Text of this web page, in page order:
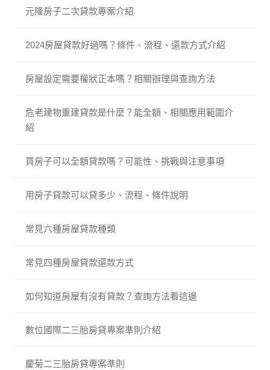
元隆房子二次貸款專案介紹
2024房屋貸款好過嗎？條件、流程、還款方式介紹
房屋設定需要權狀正本嗎？相關辦理與查詢方法
危老建物重建貸款是什麼？能全額、相關應用範圍介
紹
買房子可以全額貸款嗎？可能性、挑戰與注意事項
用房子貸款可以貸多少、流程、條件說明
常見六種房屋貸款種類
常見四種房屋貸款還款方式
如何知道房屋有沒有貸款？查詢方法看這邊
數位國際二三胎房貸專案準則介紹
慶菊二三胎房貸專案準則